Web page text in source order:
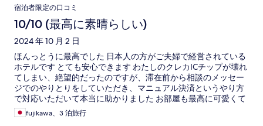
宿泊者限定の口コミ
10/10 (最高に素晴らしい)
2024 年 10 月 2 日
ほんっとうに最高でした 日本人の方がご夫婦で経営されている
ホテルです とても安心できます わたしのクレカICチップが壊れ
てしまい、絶望的だったのですが、滞在前から相談のメッセー
ジでのやりとりをしていただき、マニュアル決済というやり方
で対応いただいて本当に助かりました お部屋も最高に可愛くて
天井が高くてベッドが大きくて本当に滞在しやすかったです 個
人的にはバスルームがとってもかわいくて好きです 夜になると
fujikawa、3 泊旅行